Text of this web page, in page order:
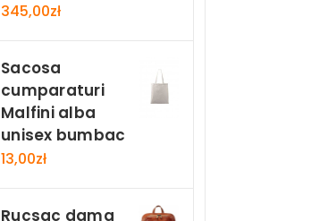
345,00zł
Sacosa
cumparaturi
Malfini alba
unisex bumbac
13,00zł
Rucsac dama